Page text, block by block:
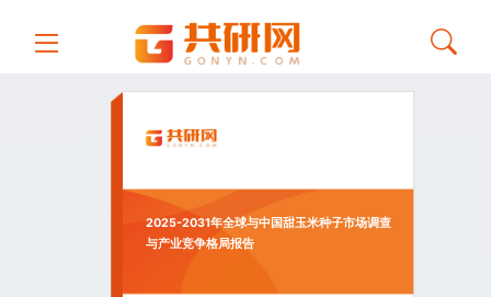
2025-2031年全球与中国甜玉米种子市场调查
与产业竞争格局报告